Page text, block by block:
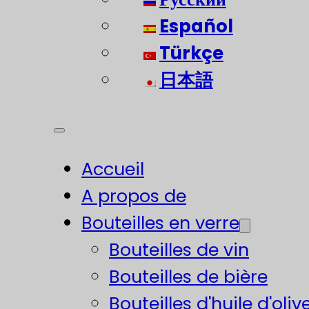
Español
Türkçe
日本語
Accueil
A propos de
Bouteilles en verre
Bouteilles de vin
Bouteilles de bière
Bouteilles d'huile